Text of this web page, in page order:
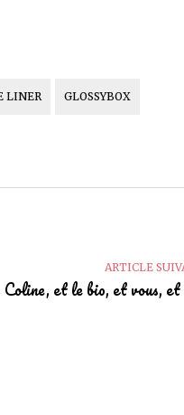
LINER GLOSSYBOX
ARTICLE
et le bio, et vous, et